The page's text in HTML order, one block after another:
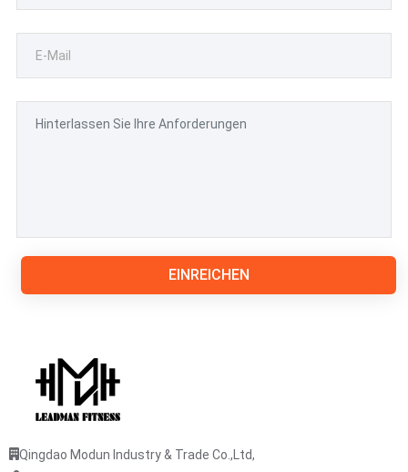
EINREICHEN
Qingdao Modun Industry & Trade Co.,Ltd,